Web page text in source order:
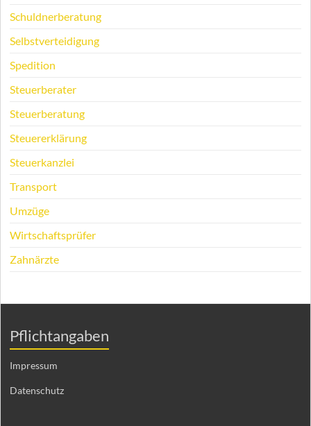
Schuldnerberatung
Selbstverteidigung
Spedition
Steuerberater
Steuerberatung
Steuererklärung
Steuerkanzlei
Transport
Umzüge
Wirtschaftsprüfer
Zahnärzte
Pflichtangaben
Impressum
Datenschutz